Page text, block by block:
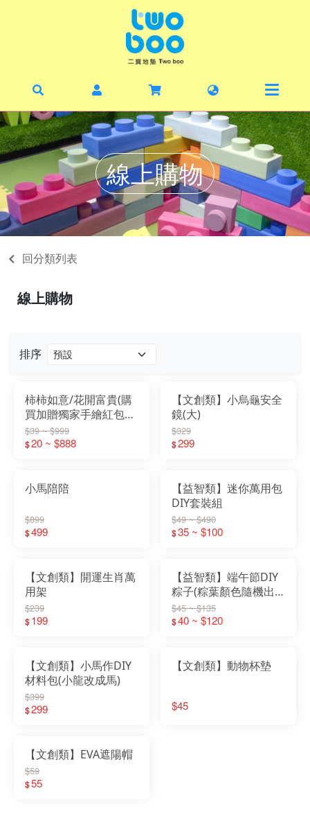
暑
線
毛
丹
線上購物
回分類列表
排序
柿柿如意/花開富貴(購
買加贈獨家手繪紅包
袋)
$39 ~ $999
$20 ~ $888
【文創類】小烏龜安全
鏡(大)
$329
$299
小馬陪陪
$899
$499
【益智類】迷你萬用包
DIY套裝組
$49 ~ $490
$35 ~ $100
【文創類】開運生肖萬
用架
$239
$199
【益智類】端午節DIY
粽子(粽葉顏色隨機出
貨)-包粽趣
$45 ~ $135
$40 ~ $120
【文創類】小馬作DIY
材料包(小龍改成馬)
$399
$299
【文創類】動物杯墊
$45
【文創類】EVA遮陽帽
$59
$55
線上購物